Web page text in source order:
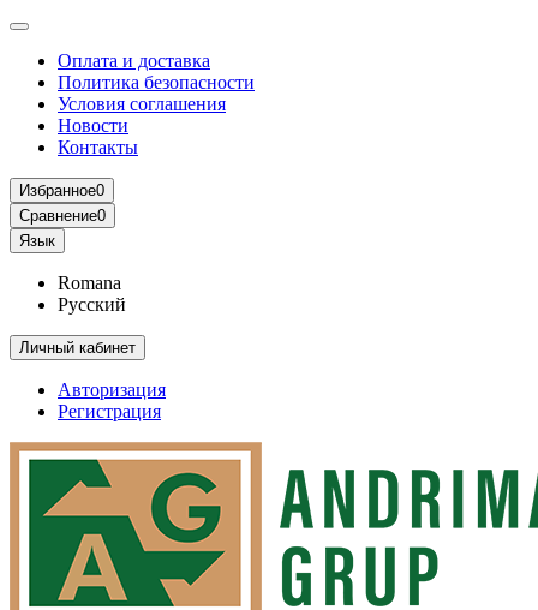
Оплата и доставка
Политика безопасности
Условия соглашения
Новости
Контакты
Избранное0
Сравнение0
Язык
Romana
Русский
Личный кабинет
Авторизация
Регистрация